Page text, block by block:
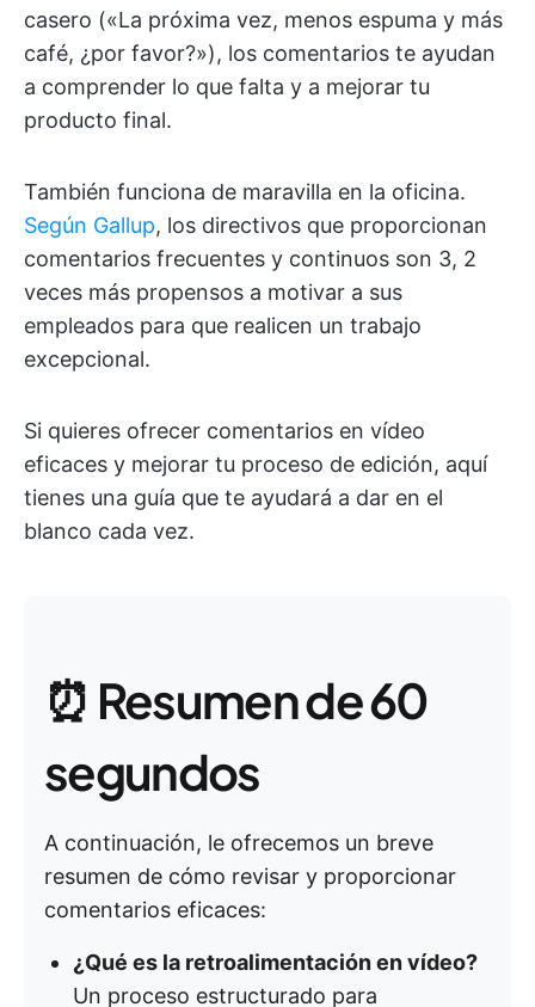
casero («La próxima vez, menos espuma y más
café, ¿por favor?»), los comentarios te ayudan
a comprender lo que falta y a mejorar tu
producto final.
También funciona de maravilla en la oficina.
Según Gallup, los directivos que proporcionan
comentarios frecuentes y continuos son 3, 2
veces más propensos a motivar a sus
empleados para que realicen un trabajo
excepcional.
Si quieres ofrecer comentarios en vídeo
eficaces y mejorar tu proceso de edición, aquí
tienes una guía que te ayudará a dar en el
blanco cada vez.
⏰ Resumen de 60
segundos
A continuación, le ofrecemos un breve
resumen de cómo revisar y proporcionar
comentarios eficaces:
¿Qué es la retroalimentación en vídeo?
Un proceso estructurado para